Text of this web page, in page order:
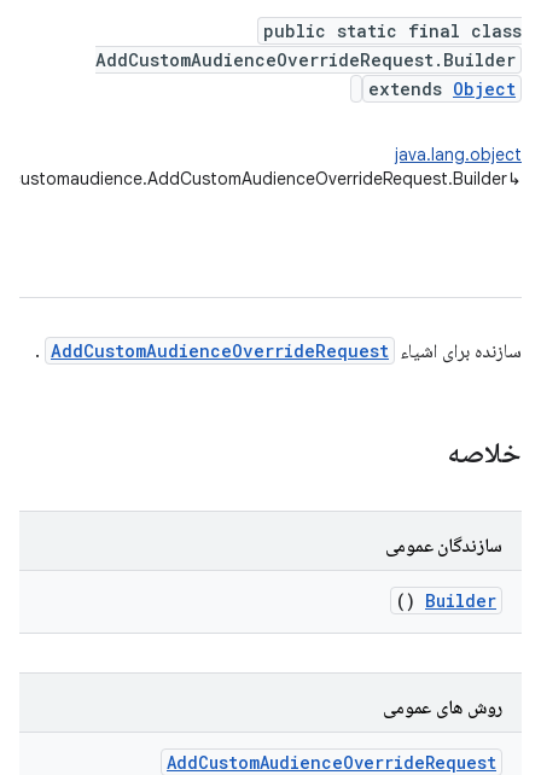
public static final class
AddCustomAudienceOverrideRequest.Builder
extends Object
java.lang.object
↳
سازنده برای اشیاء AddCustomAudienceOverrideRequest
.
خلاصه
سازندگان عمومی
Builder
()
روش های عمومی
AddCustomAudienceOverrideRequest